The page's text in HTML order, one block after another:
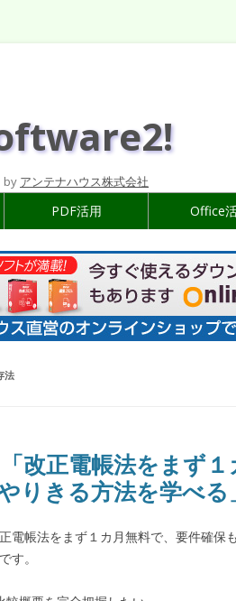
by アンテナハウス株式会社
PDF活用 Office
法
「改正電帳法をまず
りきる方法を学べる
電帳法をまず１カ月無料で、要件確保
す。